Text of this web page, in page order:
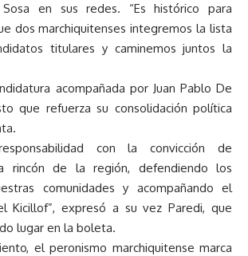
Sosa en sus redes. “Es histórico para
dos marchiquitenses integremos la lista
titulares y caminemos juntos la
acompañada por Juan Pablo De
que refuerza su consolidación política
con la convicción de
rincón de la región, defendiendo los
comunidades y acompañando el
Kicillof”, expresó a su vez Paredi, que
lugar en la boleta.
el peronismo marchiquitense marca